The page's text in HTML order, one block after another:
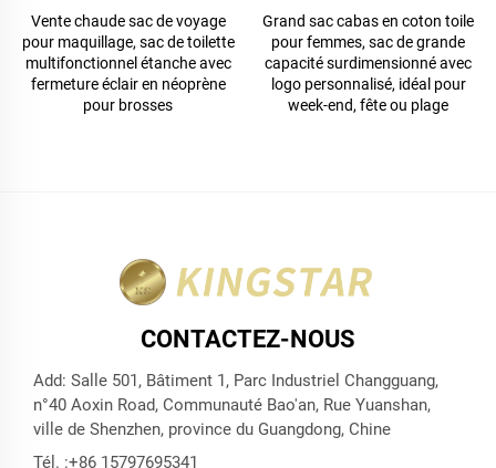
Vente chaude sac de voyage
pour maquillage, sac de toilette
multifonctionnel étanche avec
fermeture éclair en néoprène
pour brosses
Grand sac cabas en coton toile
pour femmes, sac de grande
capacité surdimensionné avec
logo personnalisé, idéal pour
week-end, fête ou plage
CONTACTEZ-NOUS
Add: Salle 501, Bâtiment 1, Parc Industriel Changguang,
n°40 Aoxin Road, Communauté Bao'an, Rue Yuanshan,
ville de Shenzhen, province du Guangdong, Chine
Tél. :+86 15797695341